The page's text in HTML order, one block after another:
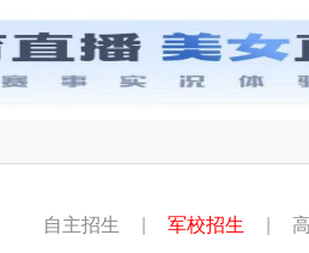
自主招生 军校招生